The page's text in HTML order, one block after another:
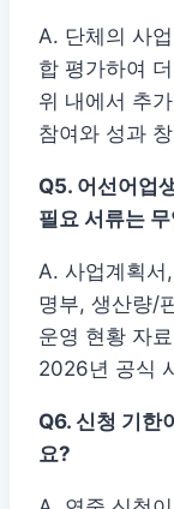
A. 단체의 사
합 평가하여
위 내에서 추
참여와 성과
Q5. 어선어업
필요 서류는
A. 사업계획서
명부, 생산량/
운영 현황 자
2026년 공식
Q6. 신청 기한
요?